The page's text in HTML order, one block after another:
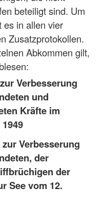
beteiligt sind. Um
es in allen vier
Zusatzprotokollen.
Abkommen gilt,
Verbesserung
und
Kräfte im
Verbesserung
der
der
See vom 12.